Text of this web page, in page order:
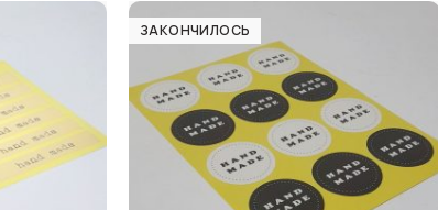
ЗАКОНЧИЛОСЬ